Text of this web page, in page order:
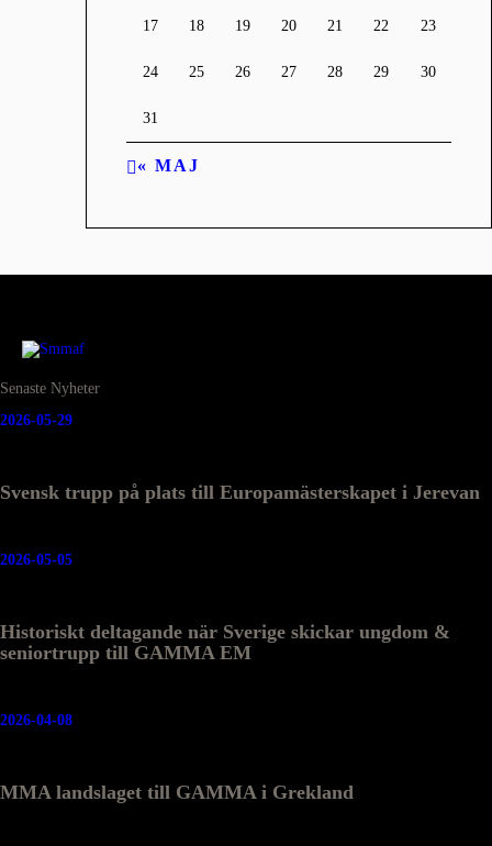
17 18 19 20 21 22 23
24 25 26 27 28 29 30
31
« MAJ
Senaste Nyheter
Svensk trupp på plats till Europamästerskapet i Jerevan
2026-05-29
Historiskt deltagande när Sverige skickar ungdom &
seniortrupp till GAMMA EM
2026-05-05
MMA landslaget till GAMMA i Grekland
2026-04-08